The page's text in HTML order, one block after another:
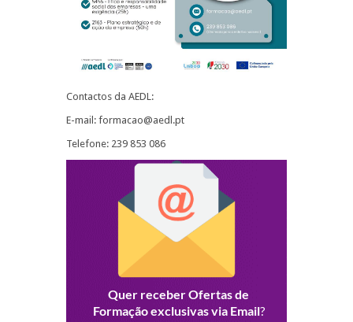
Contactos da AEDL:
E-mail: formacao@aedl.pt
Telefone: 239 853 086